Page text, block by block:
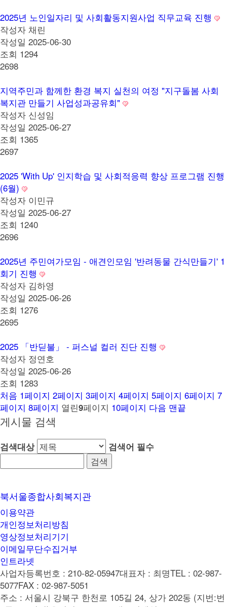
2025년 노인일자리 및 사회활동지원사업 직무교육 진행
작성자 채린
작성일 2025-06-30
조회 1294
2698
지역주민과 함께한 환경 복지 실천의 여정 "지구돌봄 사회
복지관 만들기 사업성과공유회"
작성자 신성임
작성일 2025-06-27
조회 1365
2697
2025 'With Up' 인지학습 및 사회적응력 향상 프로그램 진행
(6월)
작성자 이민규
작성일 2025-06-27
조회 1240
2696
2025년 주민여가모임 - 애견인모임 '반려동물 간식만들기' 1
회기 진행
작성자 김하영
작성일 2025-06-26
조회 1276
2695
2025 「반딛불」 - 퍼스널 컬러 진단 진행
작성자 정연호
작성일 2025-06-26
조회 1283
처음 1페이지 2페이지 3페이지 4페이지 5페이지 6페이지 7
페이지 8페이지 열린9페이지 10페이지 다음 맨끝
게시물 검색
검색대상 검색어 필수
북서울종합사회복지관
이용약관
개인정보처리방침
영상정보처리기기
이메일무단수집거부
인트라넷
사업자등록번호 : 210-82-05947대표자 : 최명TEL : 02-987-
5077FAX : 02-987-5051
주소 : 서울시 강북구 한천로 105길 24, 상가 202동 (지번:번